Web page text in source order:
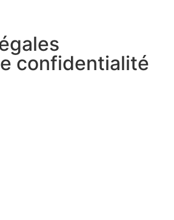
confidentialité